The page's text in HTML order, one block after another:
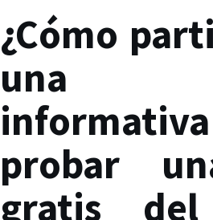
¿Cómo
una
probar
gratis del